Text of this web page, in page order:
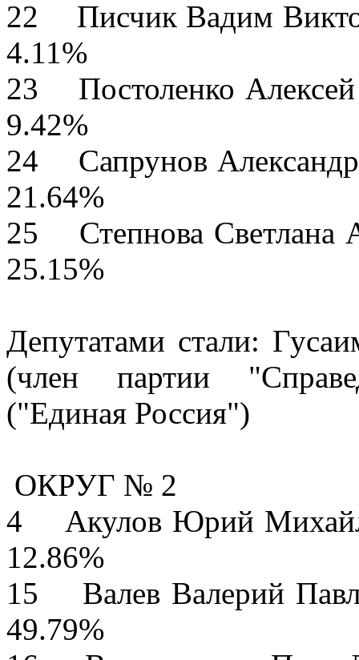
22 Писчик
4.11%
23 Постоленко
9.42%
24 Сапрунов
21.64%
25 Степнова
25.15%
Депутатами стали:
(член партии
("Единая Россия")
ОКРУГ № 2
4 Акулов
12.86%
15 Валев
49.79%